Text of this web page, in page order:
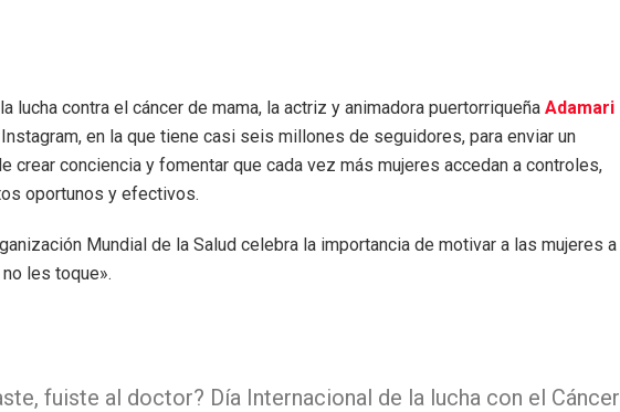
lucha contra el cáncer de mama, la actriz y animadora puertorriqueña Adamari
en la que tiene casi seis millones de seguidores, para enviar un
crear conciencia y fomentar que cada vez más mujeres accedan a controles,
oportunos y efectivos.
Mundial de la Salud celebra la importancia de motivar a las mujeres a
les toque».
fuiste al doctor? Día Internacional de la lucha con el Cáncer